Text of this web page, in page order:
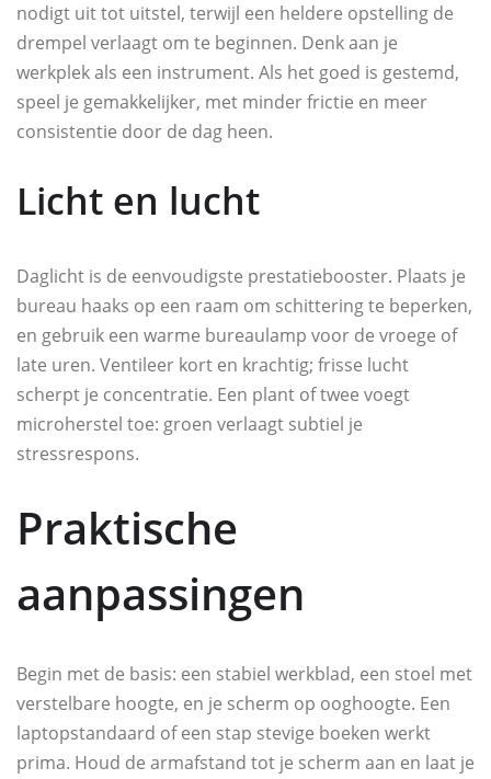
nodigt uit tot uitstel, terwijl een heldere opstelling de
drempel verlaagt om te beginnen. Denk aan je
werkplek als een instrument. Als het goed is gestemd,
speel je gemakkelijker, met minder frictie en meer
consistentie door de dag heen.
Licht en lucht
Daglicht is de eenvoudigste prestatiebooster. Plaats je
bureau haaks op een raam om schittering te beperken,
en gebruik een warme bureaulamp voor de vroege of
late uren. Ventileer kort en krachtig; frisse lucht
scherpt je concentratie. Een plant of twee voegt
microherstel toe: groen verlaagt subtiel je
stressrespons.
Praktische
aanpassingen
Begin met de basis: een stabiel werkblad, een stoel met
verstelbare hoogte, en je scherm op ooghoogte. Een
laptopstandaard of een stap stevige boeken werkt
prima. Houd de armafstand tot je scherm aan en laat je